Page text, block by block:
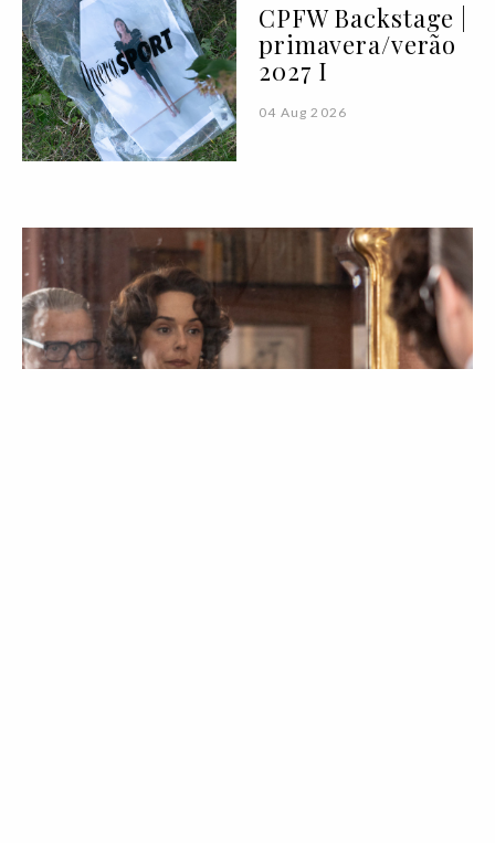
CPFW Backstage |
primavera/verão
2027 I
04 Aug 2026